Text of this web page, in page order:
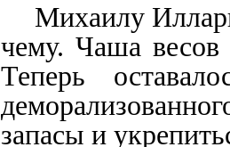
Михаилу
чему. Чаша весов
Теперь
запасы и